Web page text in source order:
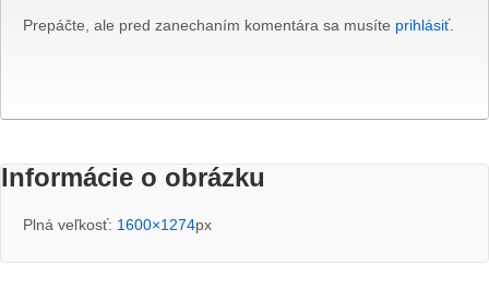
Prepáčte, ale pred zanechaním komentára sa musíte prihlásiť.
Informácie o obrázku
Plná veľkosť: 1600×1274px